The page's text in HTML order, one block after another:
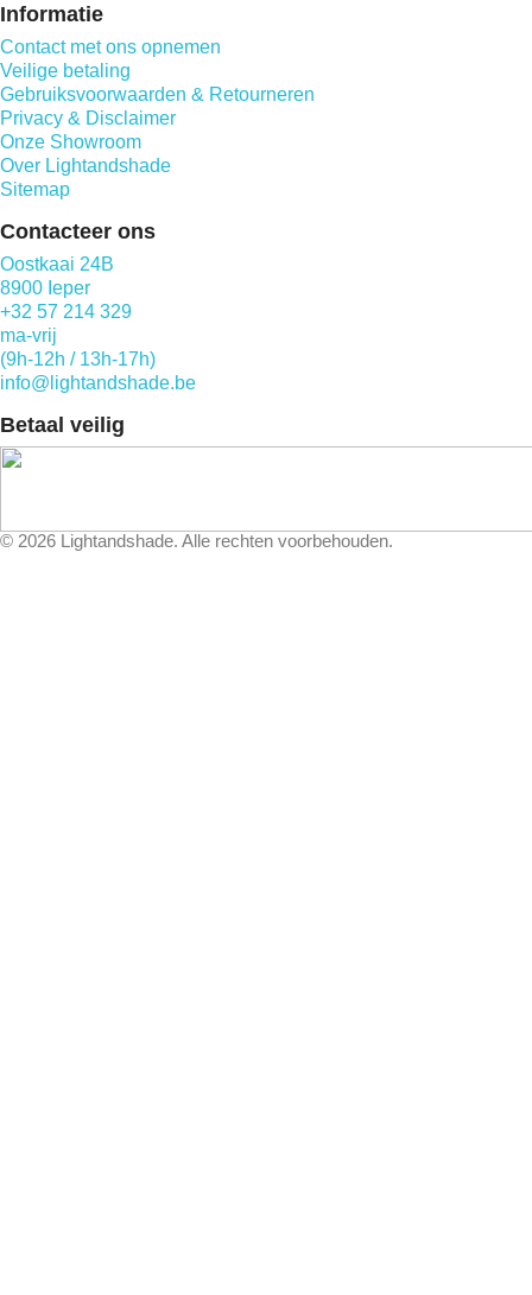
Informatie
Contact met ons opnemen
Veilige betaling
Gebruiksvoorwaarden & Retourneren
Privacy & Disclaimer
Onze Showroom
Over Lightandshade
Sitemap
Contacteer ons
Oostkaai 24B
8900 Ieper
+32 57 214 329
ma-vrij
(9h-12h / 13h-17h)
info@lightandshade.be
Betaal veilig
© 2026 Lightandshade. Alle rechten voorbehouden.